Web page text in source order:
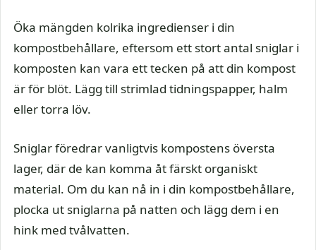
Öka mängden kolrika ingredienser i din
kompostbehållare, eftersom ett stort antal sniglar i
komposten kan vara ett tecken på att din kompost
är för blöt. Lägg till strimlad tidningspapper, halm
eller torra löv.
Sniglar föredrar vanligtvis kompostens översta
lager, där de kan komma åt färskt organiskt
material. Om du kan nå in i din kompostbehållare,
plocka ut sniglarna på natten och lägg dem i en
hink med tvålvatten.